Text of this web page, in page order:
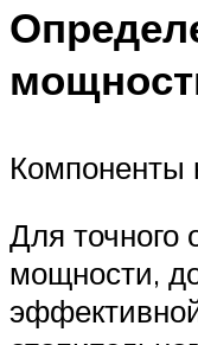
Компоненты
Для точного
мощности,